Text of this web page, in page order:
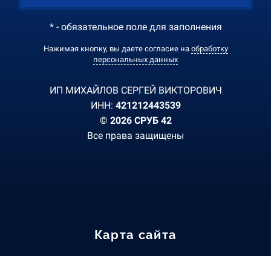
* - обязательное поле для заполнения
Нажимая кнопку, вы даете согласие на обработку
персональных данных
ИП МИХАЙЛОВ СЕРГЕЙ ВИКТОРОВИЧ
ИНН: 421212443539
© 2026 СРУБ 42
Все права защищены
Карта сайта